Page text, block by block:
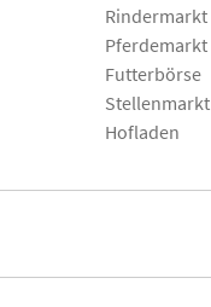
Rindermarkt
Pferdemarkt
Futterbörse
Stellenmarkt
Hofladen